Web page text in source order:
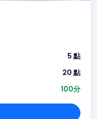
5 點
20 點
100分